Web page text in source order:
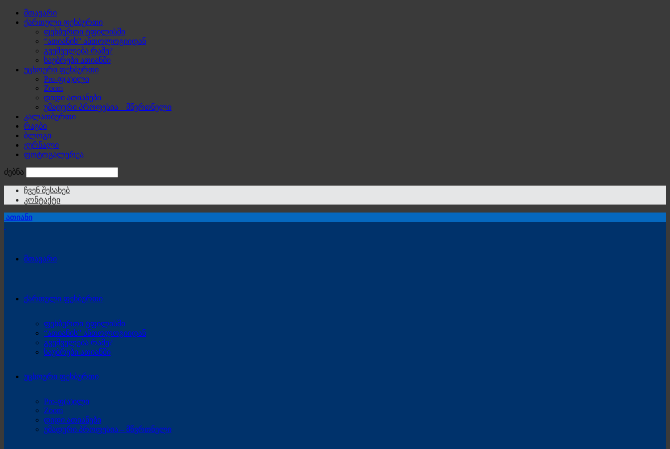
მთავარი
ქართული ფეხბურთი
ფეხბურთი ტფილისში
“ათიანის” ანთოლოგიიდან
გვეშველება რამე?
საუბრები ათიანში
უცხოური ფეხბურთი
Pro-ფ(ა)ილი
Zoom
დიდი ათიანები
უმადური პროფესია – მწვრთნელი
კალათბურთი
რაგბი
ბლოგი
ჟურნალი
ფოტოგალერეა
ძებნა
ჩვენ შესახებ
კონტაქტი
ათიანი
მთავარი
ქართული ფეხბურთი
ფეხბურთი ტფილისში
“ათიანის” ანთოლოგიიდან
გვეშველება რამე?
საუბრები ათიანში
უცხოური ფეხბურთი
Pro-ფ(ა)ილი
Zoom
დიდი ათიანები
უმადური პროფესია – მწვრთნელი